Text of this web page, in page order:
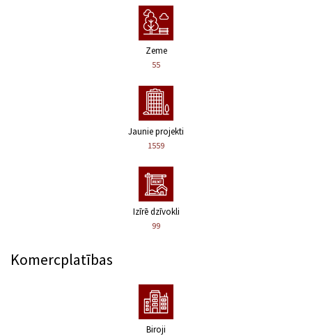
Zeme
55
Jaunie projekti
1559
Izīrē dzīvokli
99
Komercplatības
Biroji